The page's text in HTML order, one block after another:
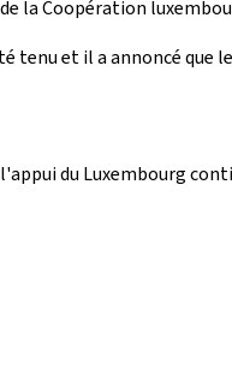
la Coopération
tenu et il a annoncé
du Luxembourg